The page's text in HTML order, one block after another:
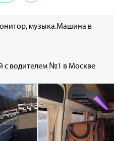
музыка.Машина в
с водителем №1 в Москве